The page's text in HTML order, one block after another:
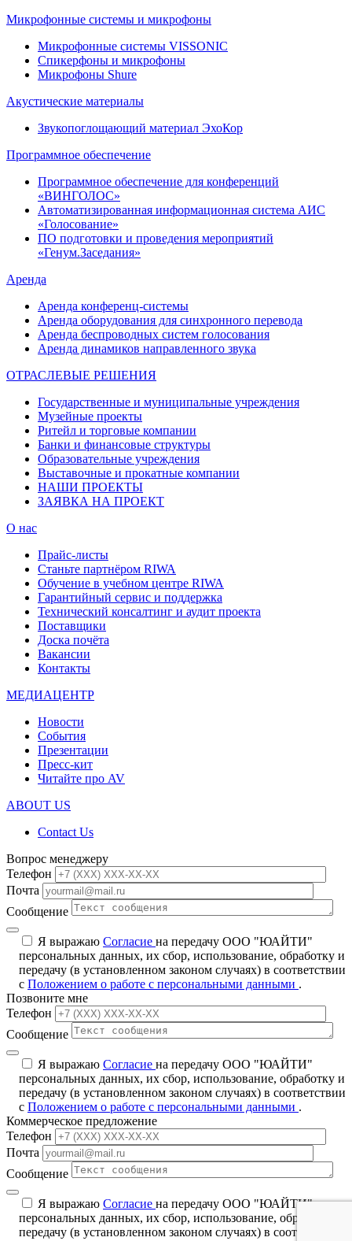
Микрофонные системы и микрофоны
Микрофонные системы VISSONIC
Спикерфоны и микрофоны
Микрофоны Shure
Акустические материалы
Звукопоглощающий материал ЭхоКор
Программное обеспечение
Программное обеспечение для конференций
«ВИНГОЛОС»
Автоматизированная информационная система АИС
«Голосование»
ПО подготовки и проведения мероприятий
«Генум.Заседания»
Аренда
Аренда конференц-системы
Аренда оборудования для синхронного перевода
Аренда беспроводных систем голосования
Аренда динамиков направленного звука
ОТРАСЛЕВЫЕ РЕШЕНИЯ
Государственные и муниципальные учреждения
Музейные проекты
Ритейл и торговые компании
Банки и финансовые структуры
Образовательные учреждения
Выставочные и прокатные компании
НАШИ ПРОЕКТЫ
ЗАЯВКА НА ПРОЕКТ
О нас
Прайс-листы
Станьте партнёром RIWA
Обучение в учебном центре RIWA
Гарантийный сервис и поддержка
Технический консалтинг и аудит проекта
Поставщики
Доска почёта
Вакансии
Контакты
МЕДИАЦЕНТР
Новости
События
Презентации
Пресс-кит
Читайте про AV
ABOUT US
Contact Us
Вопрос менеджеру
Телефон
Почта
Сообщение
Я выражаю Согласие на передачу ООО "ЮАЙТИ"
персональных данных, их сбор, использование, обработку и
передачу (в установленном законом случаях) в соответствии
с Положением о работе с персональными данными .
Позвоните мне
Телефон
Сообщение
Я выражаю Согласие на передачу ООО "ЮАЙТИ"
персональных данных, их сбор, использование, обработку и
передачу (в установленном законом случаях) в соответствии
с Положением о работе с персональными данными .
Коммерческое предложение
Телефон
Почта
Сообщение
Я выражаю Согласие на передачу ООО "ЮАЙТИ"
персональных данных, их сбор, использование, обработку и
передачу (в установленном законом случаях) в соответствии